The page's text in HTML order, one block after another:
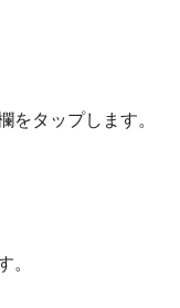
をタップします。
。